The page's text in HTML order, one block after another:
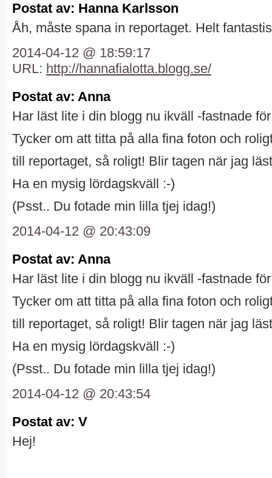
Postat av: Hanna Karlsson
Åh, måste spana in reportaget. Helt
2014-04-12 @ 18:59:17
URL: http://hannafialotta.blogg.se/
Postat av: Anna
Har läst lite i din blogg nu ikväll -fastnade
Tycker om att titta på alla fina foton och
till reportaget, så roligt! Blir tagen när jag
Ha en mysig lördagskväll :-)
(Psst.. Du fotade min lilla tjej idag!)
2014-04-12 @ 20:43:09
Postat av: Anna
Har läst lite i din blogg nu ikväll -fastnade
Tycker om att titta på alla fina foton och
till reportaget, så roligt! Blir tagen när jag
Ha en mysig lördagskväll :-)
(Psst.. Du fotade min lilla tjej idag!)
2014-04-12 @ 20:43:54
Postat av: V
Hej!